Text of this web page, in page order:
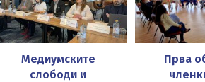
Медиумските
слободи и
Прва